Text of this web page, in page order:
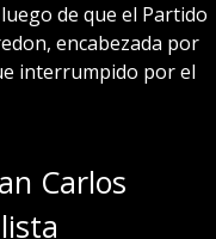
de que el Partido
encabezada por
interrumpido por el
Carlos